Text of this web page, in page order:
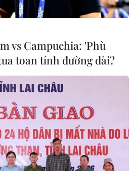
vs Campuchia: 'Phù
toan tính đường dài?